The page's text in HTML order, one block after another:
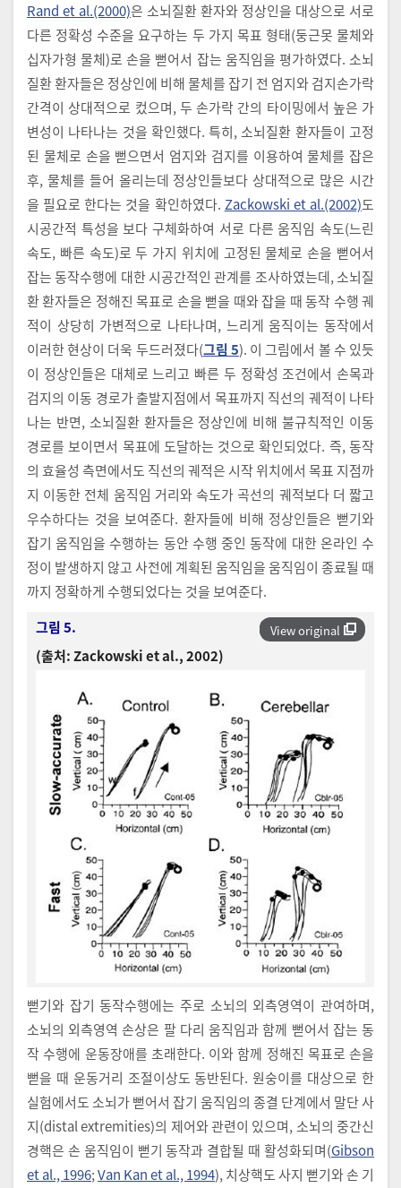
Rand et al.(2000)은 소뇌질환 환자와 정상인을 대상으로 서로
다른 정확성 수준을 요구하는 두 가지 목표 형태(둥근못 물체와
십자가형 물체)로 손을 뻗어서 잡는 움직임을 평가하였다. 소뇌
질환 환자들은 정상인에 비해 물체를 잡기 전 엄지와 검지손가락
간격이 상대적으로 컸으며, 두 손가락 간의 타이밍에서 높은 가
변성이 나타나는 것을 확인했다. 특히, 소뇌질환 환자들이 고정
된 물체로 손을 뻗으면서 엄지와 검지를 이용하여 물체를 잡은
후, 물체를 들어 올리는데 정상인들보다 상대적으로 많은 시간
을 필요로 한다는 것을 확인하였다. Zackowski et al.(2002)도
시공간적 특성을 보다 구체화하여 서로 다른 움직임 속도(느린
속도, 빠른 속도)로 두 가지 위치에 고정된 물체로 손을 뻗어서
잡는 동작수행에 대한 시공간적인 관계를 조사하였는데, 소뇌질
환 환자들은 정해진 목표로 손을 뻗을 때와 잡을 때 동작 수행 궤
적이 상당히 가변적으로 나타나며, 느리게 움직이는 동작에서
이러한 현상이 더욱 두드러졌다(그림 5). 이 그림에서 볼 수 있듯
이 정상인들은 대체로 느리고 빠른 두 정확성 조건에서 손목과
검지의 이동 경로가 출발지점에서 목표까지 직선의 궤적이 나타
나는 반면, 소뇌질환 환자들은 정상인에 비해 불규칙적인 이동
경로를 보이면서 목표에 도달하는 것으로 확인되었다. 즉, 동작
의 효율성 측면에서도 직선의 궤적은 시작 위치에서 목표 지점까
지 이동한 전체 움직임 거리와 속도가 곡선의 궤적보다 더 짧고
우수하다는 것을 보여준다. 환자들에 비해 정상인들은 뻗기와
잡기 움직임을 수행하는 동안 수행 중인 동작에 대한 온라인 수
정이 발생하지 않고 사전에 계획된 움직임을 움직임이 종료될 때
까지 정확하게 수행되었다는 것을 보여준다.
View original
그림 5.
(출처: Zackowski et al., 2002)
뻗기와 잡기 동작수행에는 주로 소뇌의 외측영역이 관여하며,
소뇌의 외측영역 손상은 팔 다리 움직임과 함께 뻗어서 잡는 동
작 수행에 운동장애를 초래한다. 이와 함께 정해진 목표로 손을
뻗을 때 운동거리 조절이상도 동반된다. 원숭이를 대상으로 한
실험에서도 소뇌가 뻗어서 잡기 움직임의 종결 단계에서 말단 사
지(distal extremities)의 제어와 관련이 있으며, 소뇌의 중간신
경핵은 손 움직임이 뻗기 동작과 결합될 때 활성화되며(Gibson
et al., 1996;Van Kan et al., 1994), 치상핵도 사지 뻗기와 손 기